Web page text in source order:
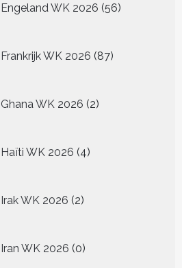
Engeland WK 2026 56
producten
Frankrijk WK 2026 87
producten
Ghana WK 2026 2
producten
Haïti WK 2026 4
producten
Irak WK 2026 2
producten
Iran WK 2026 0
producten